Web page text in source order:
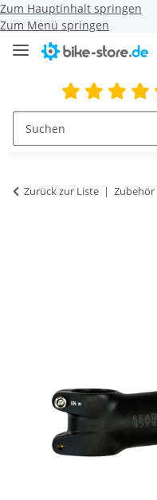
Zum Hauptinhalt springen
Zum Menü springen
Zurück zur Liste Zubehör